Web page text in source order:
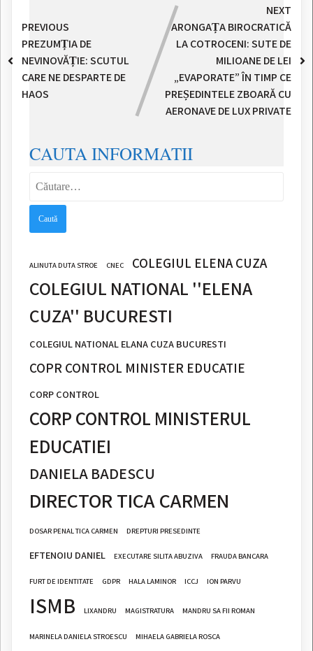
PREVIOUS
PREZUMȚIA DE
NEVINOVĂȚIE: SCUTUL
CARE NE DESPARTE DE
HAOS
NEXT
ARONGAȚA BIROCRATICĂ
LA COTROCENI: SUTE DE
MILIOANE DE LEI
„EVAPORATE” ÎN TIMP CE
PREȘEDINTELE ZBOARĂ CU
AERONAVE DE LUX PRIVATE
CAUTA INFORMATII
ALINUTA DUTA STROE CNEC COLEGIUL ELENA CUZA
COLEGIUL NATIONAL ''ELENA
CUZA'' BUCURESTI
COLEGIUL NATIONAL ELANA CUZA BUCURESTI
COPR CONTROL MINISTER EDUCATIE
CORP CONTROL
CORP CONTROL MINISTERUL
EDUCATIEI
DANIELA BADESCU
DIRECTOR TICA CARMEN
DOSAR PENAL TICA CARMEN DREPTURI PRESEDINTE
EFTENOIU DANIEL EXECUTARE SILITA ABUZIVA FRAUDA BANCARA
FURT DE IDENTITATE GDPR HALA LAMINOR ICCJ ION PARVU
ISMB LIXANDRU MAGISTRATURA MANDRU SA FII ROMAN
MARINELA DANIELA STROESCU MIHAELA GABRIELA ROSCA